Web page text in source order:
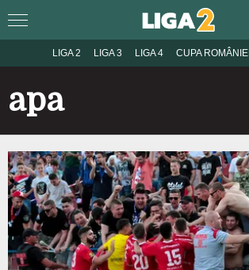
LIGA 2 LIGA 3 LIGA 4 CUPA ROMÂNIEI
apa